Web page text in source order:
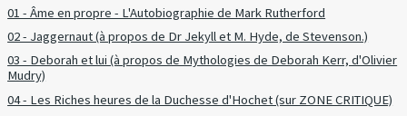
01 - Âme en propre - L'Autobiographie de Mark Rutherford
02 - Jaggernaut (à propos de Dr Jekyll et M. Hyde, de Stevenson.)
03 - Deborah et lui (à propos de Mythologies de Deborah Kerr, d'Olivier
Mudry)
04 - Les Riches heures de la Duchesse d'Hochet (sur ZONE CRITIQUE)